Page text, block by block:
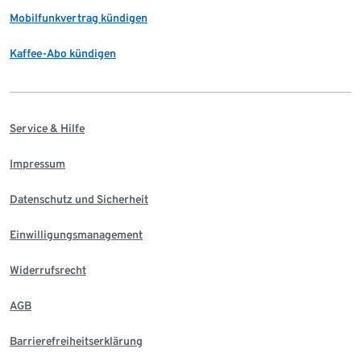
Mobilfunkvertrag kündigen
Kaffee-Abo kündigen
Service & Hilfe
Impressum
Datenschutz und Sicherheit
Einwilligungsmanagement
Widerrufsrecht
AGB
Barrierefreiheitserklärung